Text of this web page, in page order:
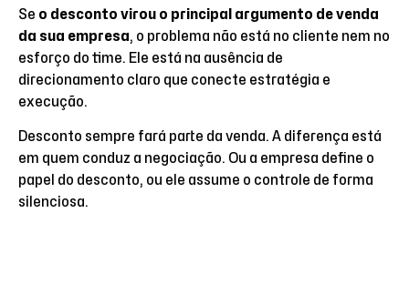
Se o desconto virou o principal argumento de venda
da sua empresa, o problema não está no cliente nem no
esforço do time. Ele está na ausência de
direcionamento claro que conecte estratégia e
execução.
Desconto sempre fará parte da venda. A diferença está
em quem conduz a negociação. Ou a empresa define o
papel do desconto, ou ele assume o controle de forma
silenciosa.